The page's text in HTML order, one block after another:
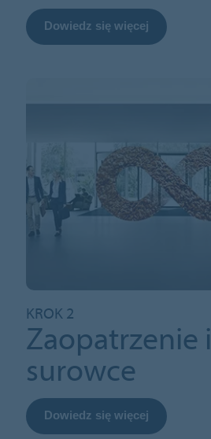
Dowiedz się więcej
KROK 2
Zaopatrzenie i
surowce
Dowiedz się więcej